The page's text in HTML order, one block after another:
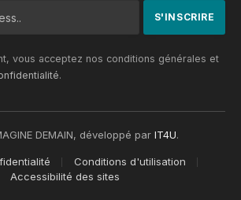
vous acceptez nos conditions générales et
.
DEMAIN, développé par IT4U.
Conditions d'utilisation
Accessibilité des sites